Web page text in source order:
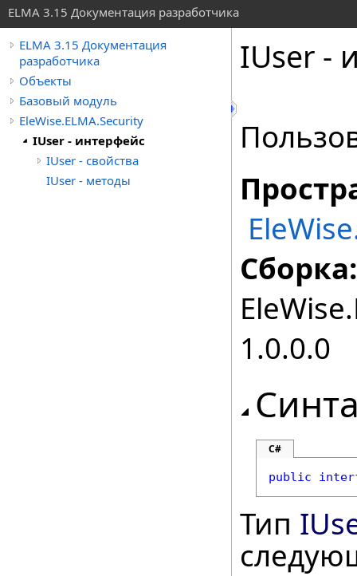
ELMA 3.15 Документация разработчика
ELMA 3.15 Документация
разработчика
Объекты
Базовый модуль
EleWise.ELMA.Security
IUser - интерфейс
IUser - свойства
IUser - методы
IUser -
Сборка:
1.0.0.0
C#
public
Тип